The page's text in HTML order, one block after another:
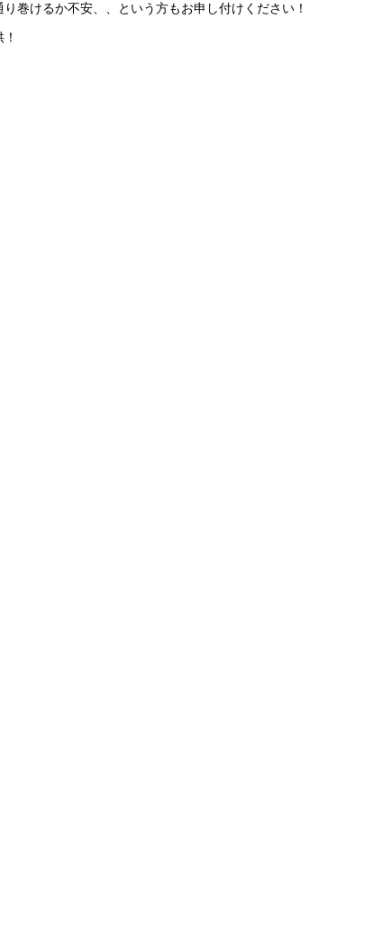
巻けるか不安、、という方もお申し付けください！